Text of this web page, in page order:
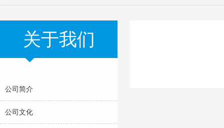
关于我们
公司简介
公司文化